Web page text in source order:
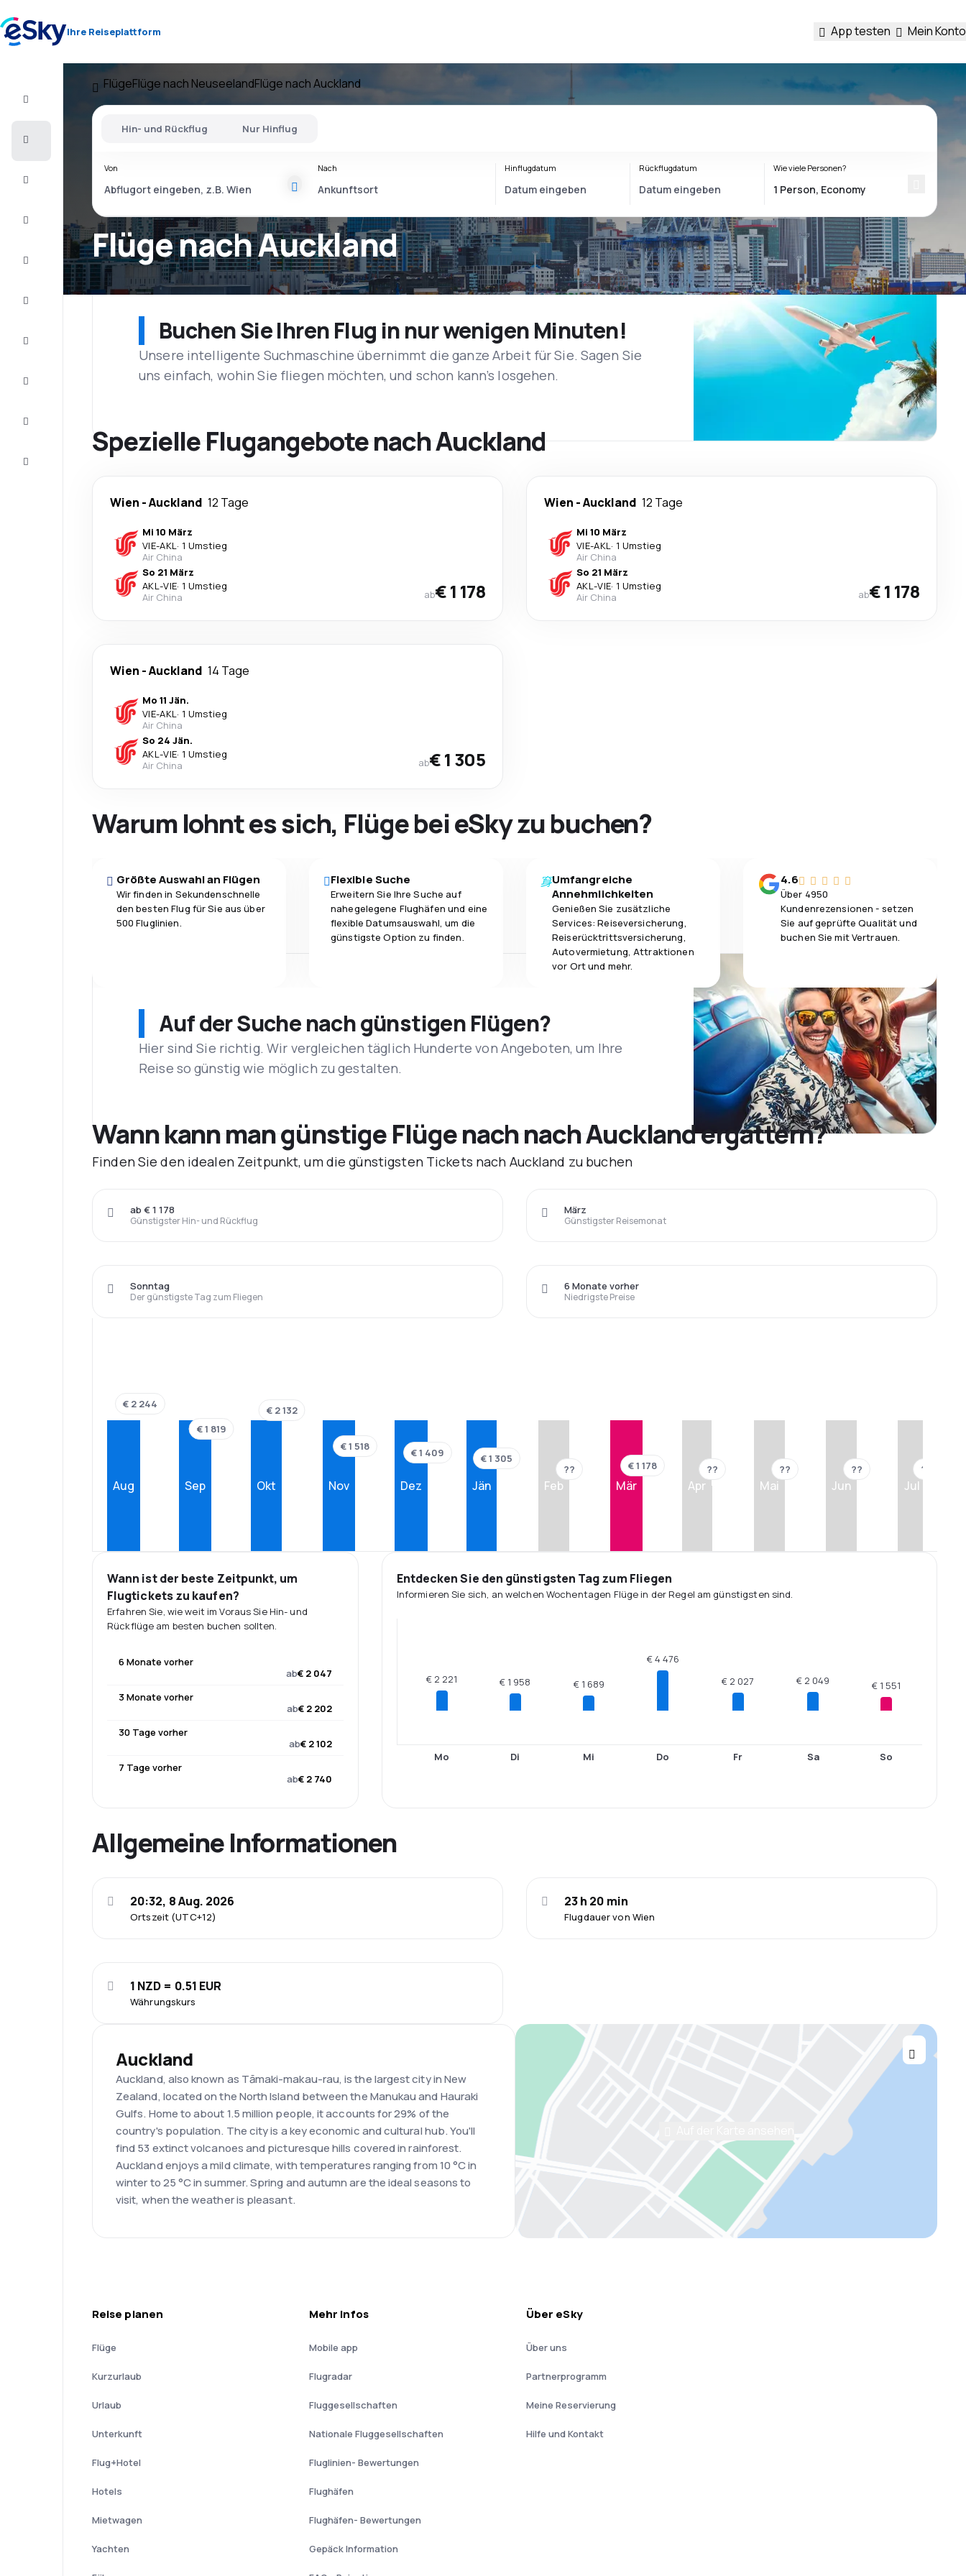
Ihre Reiseplattform App testen Mein Konto
Kurzurlaub
FlügeFlüge nach NeuseelandFlüge nach Auckland
Flüge nach Auckland
Hin- und Rückflug Nur Hinflug
Von Nach Hinflugdatum Rückflugdatum Wie viele Personen?
Buchen Sie Ihren Flug in nur wenigen Minuten!
Unsere intelligente Suchmaschine übernimmt die ganze Arbeit für Sie. Sagen Sie
uns einfach, wohin Sie fliegen möchten, und schon kann’s losgehen.
Spezielle Flugangebote nach Auckland
Wien -Auckland 12 Tage
Mi 10 März
VIE-AKL· 1 Umstieg
Air China
So 21 März
AKL-VIE· 1 Umstieg
Air China
ab€ 1 178
Wien -Auckland 12 Tage
Mi 10 März
VIE-AKL· 1 Umstieg
Air China
So 21 März
AKL-VIE· 1 Umstieg
Air China
ab€ 1 178
Wien -Auckland 14 Tage
Mo 11 Jän.
VIE-AKL· 1 Umstieg
Air China
So 24 Jän.
AKL-VIE· 1 Umstieg
Air China
ab€ 1 305
Warum lohnt es sich, Flüge bei eSky zu buchen?
Größte Auswahl an Flügen
Wir finden in Sekundenschnelle
den besten Flug für Sie aus über
500 Fluglinien.
Flexible Suche
Erweitern Sie Ihre Suche auf
nahegelegene Flughäfen und eine
flexible Datumsauswahl, um die
günstigste Option zu finden.
Umfangreiche
Annehmlichkeiten
Genießen Sie zusätzliche
Services: Reiseversicherung,
Reiserücktrittsversicherung,
Autovermietung, Attraktionen
vor Ort und mehr.
4.6
Über 4950
Kundenrezensionen - setzen
Sie auf geprüfte Qualität und
buchen Sie mit Vertrauen.
Auf der Suche nach günstigen Flügen?
Hier sind Sie richtig. Wir vergleichen täglich Hunderte von Angeboten, um Ihre
Reise so günstig wie möglich zu gestalten.
Wann kann man günstige Flüge nach nach Auckland ergattern?
Finden Sie den idealen Zeitpunkt, um die günstigsten Tickets nach Auckland zu buchen
Günstigster Hin- und Rückflug
ab € 1 178
Günstigster Reisemonat
März
Der günstigste Tag zum Fliegen
Sonntag
Niedrigste Preise
6 Monate vorher
Aug
€ 2 244
Sep
€ 1 819
Okt
€ 2 132
Nov
€ 1 518
Dez
€ 1 409
Jän
€ 1 305
Feb
??
Mär
€ 1 178
Apr
??
Mai
??
Jun
??
Jul
??
Wann ist der beste Zeitpunkt, um
Flugtickets zu kaufen?
Erfahren Sie, wie weit im Voraus Sie Hin- und
Rückflüge am besten buchen sollten.
6 Monate vorher
ab€ 2 047
3 Monate vorher
ab€ 2 202
30 Tage vorher
ab€ 2 102
7 Tage vorher
ab€ 2 740
Entdecken Sie den günstigsten Tag zum Fliegen
Informieren Sie sich, an welchen Wochentagen Flüge in der Regel am günstigsten sind.
€ 2 221
Mo
€ 1 958
Di
€ 1 689
Mi
€ 4 476
Do
€ 2 027
Fr
€ 2 049
Sa
€ 1 551
So
Allgemeine Informationen
Ortszeit (UTC+12)
20:32, 8 Aug. 2026
Flugdauer von Wien
23 h 20 min
Währungskurs
1 NZD = 0.51 EUR
Auckland
Auckland, also known as Tāmaki-makau-rau, is the largest city in New
Zealand, located on the North Island between the Manukau and Hauraki
Gulfs. Home to about 1.5 million people, it accounts for 29% of the
country's population. The city is a key economic and cultural hub. You'll
find 53 extinct volcanoes and picturesque hills covered in rainforest.
Auckland enjoys a mild climate, with temperatures ranging from 10 °C in
winter to 25 °C in summer. Spring and autumn are the ideal seasons to
visit, when the weather is pleasant.
Reise planen
Flüge
Kurzurlaub
Urlaub
Unterkunft
Flug+Hotel
Hotels
Mietwagen
Yachten
Mehr Infos
Mobile app
Flugradar
Fluggesellschaften
Nationale Fluggesellschaften
Fluglinien- Bewertungen
Flughäfen
Flughäfen- Bewertungen
Gepäck Information
Über eSky
Über uns
Partnerprogramm
Meine Reservierung
Hilfe und Kontakt